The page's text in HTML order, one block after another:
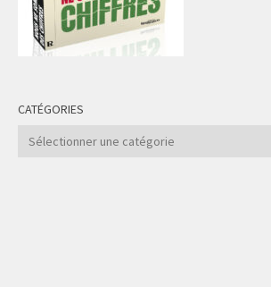
CATÉGORIES
Catégories